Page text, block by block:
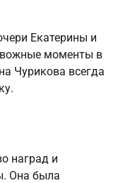
Екатерины и
моменты в
Чурикова всегда
наград и
Она была